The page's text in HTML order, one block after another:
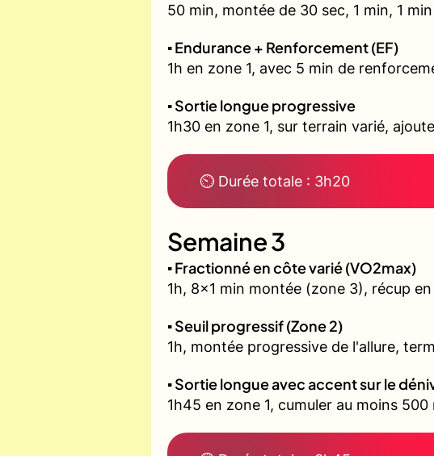
50 min, montée de 30 sec, 1 min, 1
▪️ Endurance + Renforcement (EF)
1h en zone 1, avec 5 min de
▪️ Sortie longue progressive
1h30 en zone 1, sur terrain varié,
⏲ Durée totale : 3h20
Semaine 3
▪️ Fractionné en côte varié (VO2max)
1h, 8x1 min montée (zone 3), récup
▪️ Seuil progressif (Zone 2)
1h, montée progressive de l'allure,
▪️ Sortie longue avec accent sur le
1h45 en zone 1, cumuler au moins